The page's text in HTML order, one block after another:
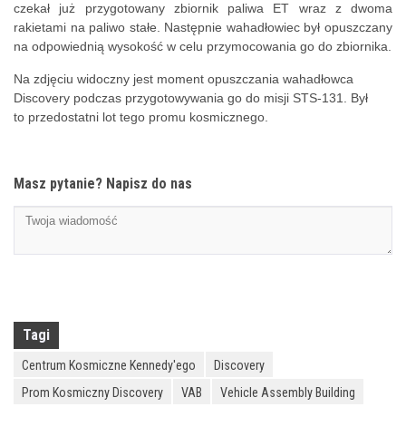
czekał już przygotowany zbiornik paliwa ET wraz z dwoma
rakietami na paliwo stałe. Następnie wahadłowiec był opuszczany
na odpowiednią wysokość w celu przymocowania go do zbiornika.
Na zdjęciu widoczny jest moment opuszczania wahadłowca
Discovery podczas przygotowywania go do misji STS-131. Był
to przedostatni lot tego promu kosmicznego.
Masz pytanie? Napisz do nas
Tagi
Centrum Kosmiczne Kennedy'ego
Discovery
Prom Kosmiczny Discovery
VAB Vehicle Assembly Building